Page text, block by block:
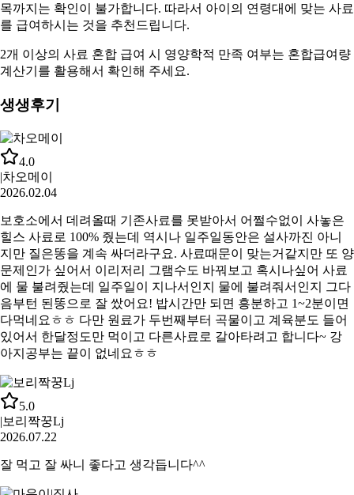
목까지는 확인이 불가합니다. 따라서 아이의 연령대에 맞는 사료
를 급여하시는 것을 추천드립니다.
2개 이상의 사료 혼합 급여 시 영양학적 만족 여부는 혼합급여량
계산기 를 활용해서 확인해 주세요.
생생후기
4.0
|차오메이
2026.02.04
보호소에서 데려올때 기존사료를 못받아서 어쩔수없이 사놓은
힐스 사료로 100% 줬는데 역시나 일주일동안은 설사까진 아니
지만 질은똥을 계속 싸더라구요. 사료때문이 맞는거같지만 또 양
문제인가 싶어서 이리저리 그램수도 바꿔보고 혹시나싶어 사료
에 물 불려줬는데 일주일이 지나서인지 물에 불려줘서인지 그다
음부턴 된똥으로 잘 쌌어요! 밥시간만 되면 흥분하고 1~2분이면
다먹네요ㅎㅎ 다만 원료가 두번째부터 곡물이고 계육분도 들어
있어서 한달정도만 먹이고 다른사료로 갈아타려고 합니다~ 강
아지공부는 끝이 없네요ㅎㅎ
5.0
| 보리짝꿍Lj
2026.07.22
잘 먹고 잘 싸니 좋다고 생각듭니다^^